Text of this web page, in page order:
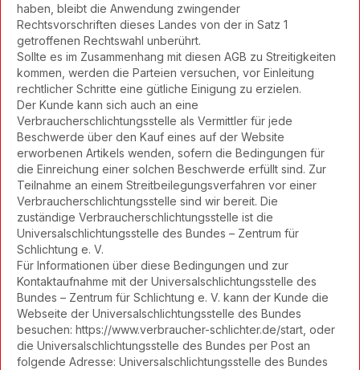
haben, bleibt die Anwendung zwingender
Rechtsvorschriften dieses Landes von der in Satz 1
getroffenen Rechtswahl unberührt.
Sollte es im Zusammenhang mit diesen AGB zu Streitigkeiten
kommen, werden die Parteien versuchen, vor Einleitung
rechtlicher Schritte eine gütliche Einigung zu erzielen.
Der Kunde kann sich auch an eine
Verbraucherschlichtungsstelle als Vermittler für jede
Beschwerde über den Kauf eines auf der Website
erworbenen Artikels wenden, sofern die Bedingungen für
die Einreichung einer solchen Beschwerde erfüllt sind. Zur
Teilnahme an einem Streitbeilegungsverfahren vor einer
Verbraucherschlichtungsstelle sind wir bereit. Die
zuständige Verbraucherschlichtungsstelle ist die
Universalschlichtungsstelle des Bundes – Zentrum für
Schlichtung e. V.
Für Informationen über diese Bedingungen und zur
Kontaktaufnahme mit der Universalschlichtungsstelle des
Bundes – Zentrum für Schlichtung e. V. kann der Kunde die
Webseite der Universalschlichtungsstelle des Bundes
besuchen: https://www.verbraucher-schlichter.de/start, oder
die Universalschlichtungsstelle des Bundes per Post an
folgende Adresse: Universalschlichtungsstelle des Bundes